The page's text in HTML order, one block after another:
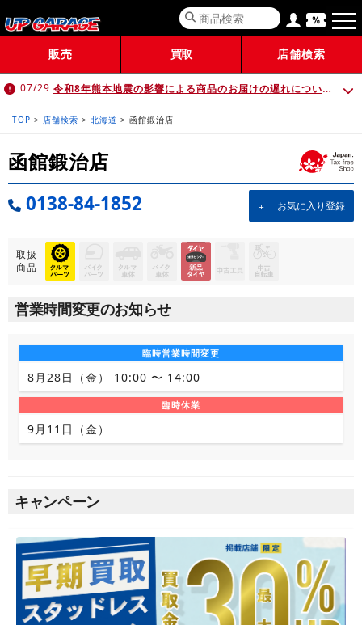
販売 買取 店舗検索
07/29 令和8年熊本地震の影響による商品のお届けの遅れについて （7月30日 10:00時点）
TOP > 店舗検索 > 北海道 > 函館鍛治店
函館鍛治店
0138-84-1852 お気に入り登録
取扱
商品
営業時間変更のお知らせ
臨時営業時間変更
8月28日（金） 10:00 〜 14:00
臨時休業
9月11日（金）
キャンペーン